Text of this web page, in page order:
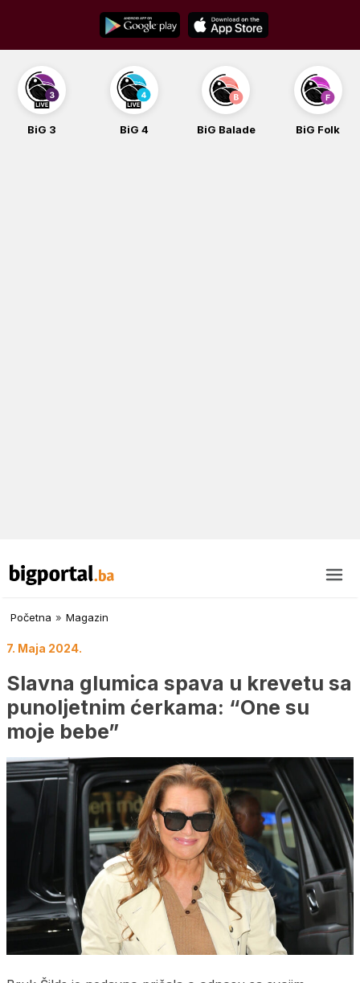
content
BiG 3 BiG 4 BiG Balade BiG Folk
Početna » Magazin
7. Maja 2024.
Slavna glumica spava u krevetu sa
punoljetnim ćerkama: “One su
moje bebe”